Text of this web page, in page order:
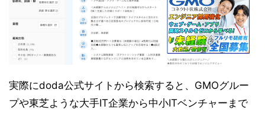
実際にdoda公式サイトから検索すると、GMOグルー
プや東芝ような大手IT企業から中小ITベンチャーまで